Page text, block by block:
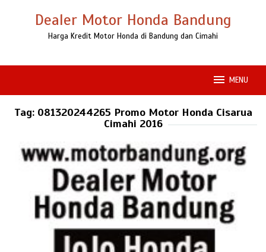
Dealer Motor Honda Bandung
Harga Kredit Motor Honda di Bandung dan Cimahi
MENU
Tag: 081320244265 Promo Motor Honda Cisarua
Cimahi 2016